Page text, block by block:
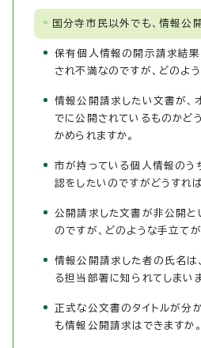
国分寺市民以外でも、情報公
保有個人情報の開示請求結
され不満なのですが、どのよ
情報公開請求したい文書が、
でに公開されているものかど
かめられますか。
市が持っている個人情報のう
認をしたいのですがどうすれ
公開請求した文書が非公開と
のですが、どのような手立てが
情報公開請求した者の氏名は
る担当部署に知られてしまいま
正式な公文書のタイトルが分
も情報公開請求はできますか。